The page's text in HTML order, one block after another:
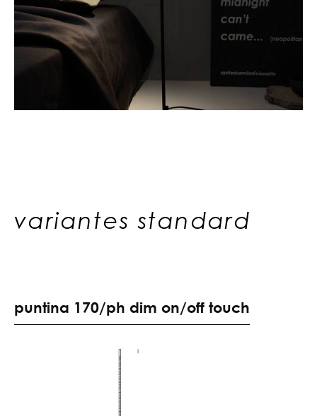
variantes standard
puntina 170/ph dim on/off touch